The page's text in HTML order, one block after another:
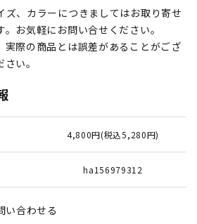
、カラーにつきましてはお取り寄せ
お気軽にお問い合せください。
際の商品とは誤差があることがござ
い。
4,800円(税込5,280円)
ha156979312
い合わせる